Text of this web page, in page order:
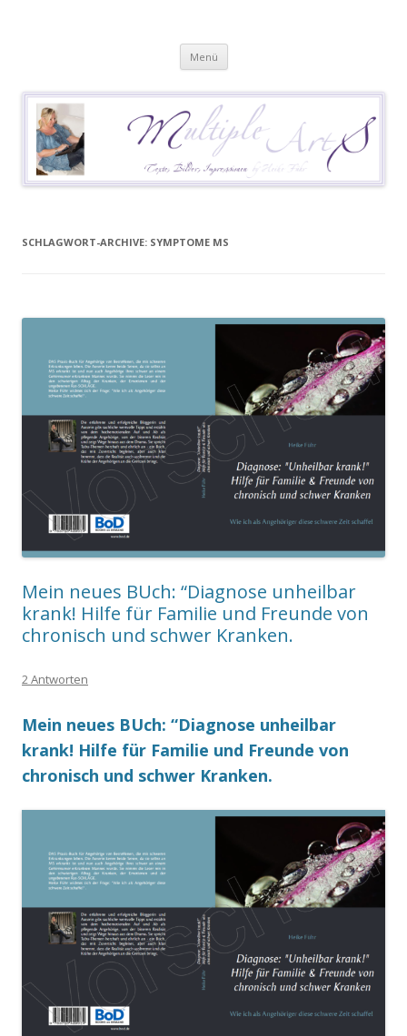
Menü Springe
Inhalt
SCHLAGWORT-ARCHIVE: SYMPTOME MS
Mein neues BUch: “Diagnose unheilbar
krank! Hilfe für Familie und Freunde von
chronisch und schwer Kranken.
2 Antworten
Mein neues BUch: “Diagnose unheilbar
krank! Hilfe für Familie und Freunde von
chronisch und schwer Kranken.